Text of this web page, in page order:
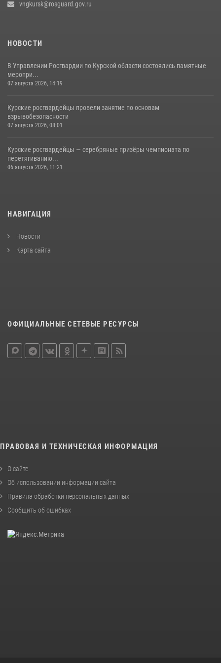
vngkursk@rosguard.gov.ru
НОВОСТИ
В Управлении Росгвардии по Курской области состоялись памятные
меропри...
07 августа 2026, 14:19
Курские росгвардейцы провели занятие по основам
взрывобезопасности
07 августа 2026, 08:01
Курские росгвардейцы — серебряные призёры чемпионата по
перетягиванию...
06 августа 2026, 11:21
НАВИГАЦИЯ
Новости
Карта сайта
ОФИЦИАЛЬНЫЕ СЕТЕВЫЕ РЕСУРСЫ
ПРАВОВАЯ И ТЕХНИЧЕСКАЯ ИНФОРМАЦИЯ
О сайте
Об использовании информации сайта
Правила обработки персональных данных
Сообщить об ошибках